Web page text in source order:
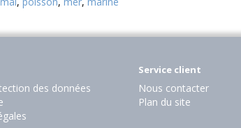
des données
Service client
Nous contacter
Plan du site